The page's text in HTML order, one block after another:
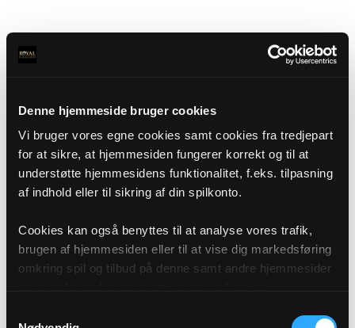
Denne hjemmeside bruger cookies
Vi bruger vores egne cookies samt cookies fra tredjepart
for at sikre, at hjemmesiden fungerer korrekt og til at
understøtte hjemmesidens funktionalitet, f.eks. tilpasning
af indhold eller til sikring af din spilkonto.
Cookies kan også benyttes til at analyse vores trafik,
brugen af hjemmesiden eller til at vise dig markedsføring
omkring spil og tilbud på denne samt andre hjemmesider
af cookies under "Detaljer" eller ved at klikke videre til